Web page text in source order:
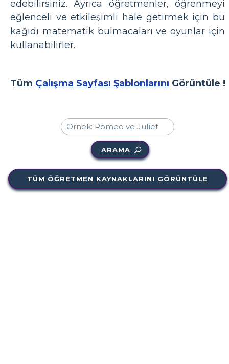
edebilirsiniz. Ayrıca öğretmenler, öğrenmeyi
eğlenceli ve etkileşimli hale getirmek için bu
kağıdı matematik bulmacaları ve oyunlar için
kullanabilirler.
Tüm Çalışma Sayfası Şablonlarını Görüntüle !
ARAMA
TÜM ÖĞRETMEN KAYNAKLARINI GÖRÜNTÜLE